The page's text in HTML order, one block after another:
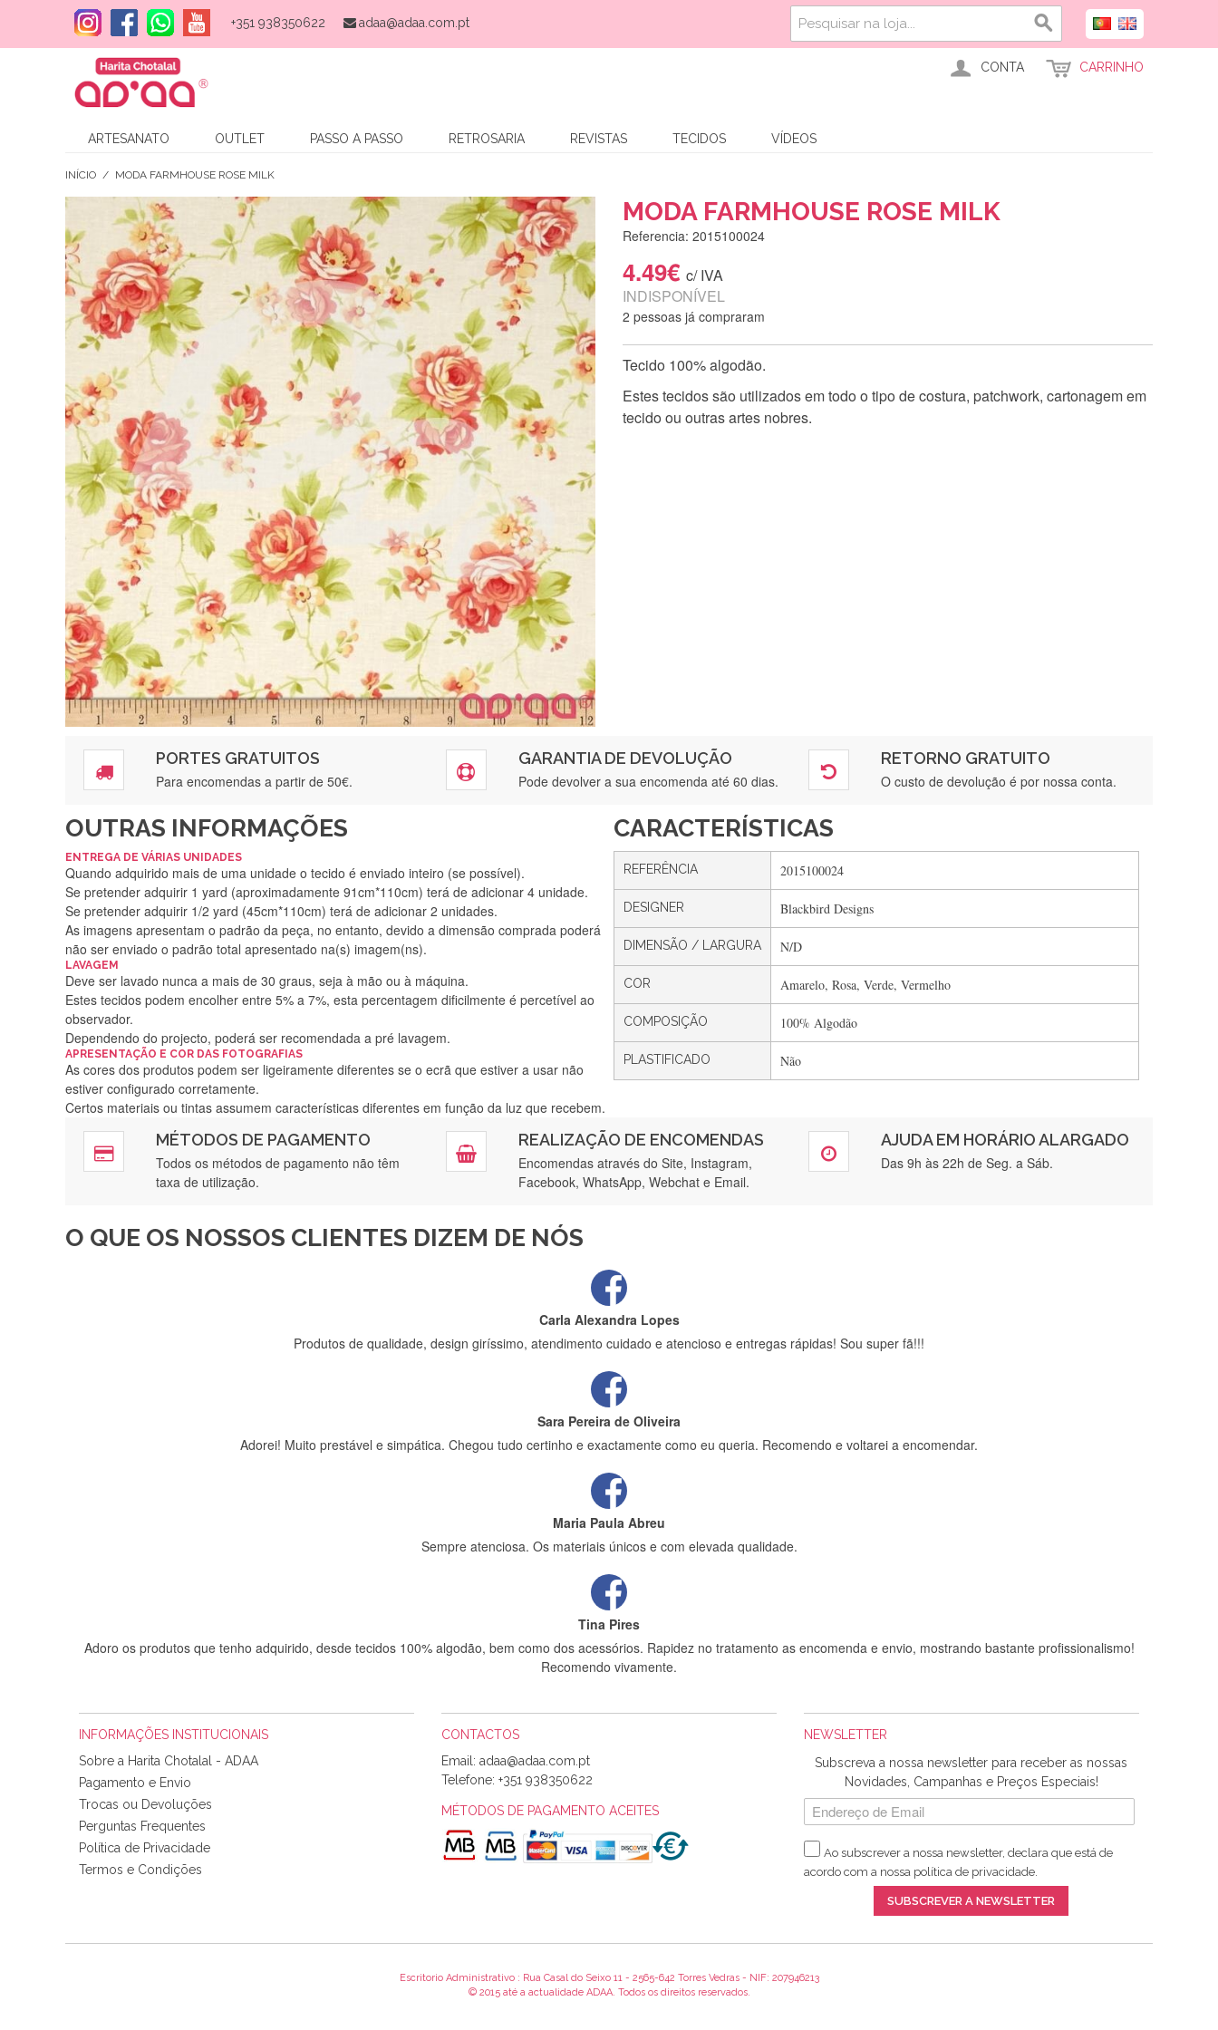
+351 938350622 adaa@adaa.com.pt
CONTA CARRINHO
ARTESANATO OUTLET PASSO A PASSO RETROSARIA REVISTAS TECIDOS VÍDEOS
INÍCIO / MODA FARMHOUSE ROSE MILK
MODA FARMHOUSE ROSE MILK
Referencia: 2015100024
4.49€ c/ IVA
INDISPONÍVEL
2 pessoas já compraram
Tecido 100% algodão.
Estes tecidos são utilizados em todo o tipo de costura, patchwork, cartonagem em
tecido ou outras artes nobres.
PORTES GRATUITOS
Para encomendas a partir de 50€.
GARANTIA DE DEVOLUÇÃO
Pode devolver a sua encomenda até 60 dias.
RETORNO GRATUITO
O custo de devolução é por nossa conta.
OUTRAS INFORMAÇÕES
ENTREGA DE VÁRIAS UNIDADES
Quando adquirido mais de uma unidade o tecido é enviado inteiro (se possível).
Se pretender adquirir 1 yard (aproximadamente 91cm*110cm) terá de adicionar 4 unidade.
Se pretender adquirir 1/2 yard (45cm*110cm) terá de adicionar 2 unidades.
As imagens apresentam o padrão da peça, no entanto, devido a dimensão comprada poderá
não ser enviado o padrão total apresentado na(s) imagem(ns).
LAVAGEM
Deve ser lavado nunca a mais de 30 graus, seja à mão ou à máquina.
Estes tecidos podem encolher entre 5% a 7%, esta percentagem dificilmente é percetível ao
observador.
Dependendo do projecto, poderá ser recomendada a pré lavagem.
APRESENTAÇÃO E COR DAS FOTOGRAFIAS
As cores dos produtos podem ser ligeiramente diferentes se o ecrã que estiver a usar não
estiver configurado corretamente.
Certos materiais ou tintas assumem características diferentes em função da luz que recebem.
CARACTERÍSTICAS
REFERÊNCIA 2015100024
DESIGNER Blackbird Designs
DIMENSÃO / LARGURA N/D
COR Amarelo, Rosa, Verde, Vermelho
COMPOSIÇÃO 100% Algodão
PLASTIFICADO Não
MÉTODOS DE PAGAMENTO
Todos os métodos de pagamento não têm
taxa de utilização.
REALIZAÇÃO DE ENCOMENDAS
Encomendas através do Site, Instagram,
Facebook, WhatsApp, Webchat e Email.
AJUDA EM HORÁRIO ALARGADO
Das 9h às 22h de Seg. a Sáb.
O QUE OS NOSSOS CLIENTES DIZEM DE NÓS
Silvia Lopes
Encomenda direitinha. Rapidez e segurança. Volto a encomendar.
Silvia André
Gostei ,Serviço bastante rápido. recomendo
Filipa Freire
Rápido, atendimento 5*. Hoje chegará a segunda encomenda feita de muitas certamente❤️
Recebi a minha encomenda, rápida entrega e vinha muito bem protegida para o transporte, muito obrigada , serviço 5 estrelas
Carla Alexandra Lopes
Produtos de qualidade, design giríssimo, atendimento cuidado e atencioso e entregas rápidas! Sou super fã!!!
Sara Pereira de Oliveira
Adorei! Muito prestável e simpática. Chegou tudo certinho e exactamente como eu queria. Recomendo e voltarei a encomendar.
Maria Paula Abreu
Sempre atenciosa. Os materiais únicos e com elevada qualidade.
Tina Pires
Adoro os produtos que tenho adquirido, desde tecidos 100% algodão, bem como dos acessórios. Rapidez no tratamento as encomenda e envio, mostrando bastante profissionalismo!
Recomendo vivamente.
Sílvia Maria Bernardino Mestre
Informo que recebi hoje a encomenda, gostei muito dos tecidos.
Rosa Medeiros
Tudo chegou em condições, pois os produtos vieram muito bem acondicionados. Estou plenamente satisfeita com os produtos adquiridos. Relativamente à bolsa, tem um tecido com um
padrão e cores muito bonitas e a execução está perfeitíssima. Futuramente penso voltar a comprar na vossa loja, têm excelentes artigos a um preço muito justo. A expedição da
Alexandra Morais
INFORMAÇÕES INSTITUCIONAIS
Sobre a Harita Chotalal - ADAA
Pagamento e Envio
Trocas ou Devoluções
Perguntas Frequentes
Política de Privacidade
Termos e Condições
CONTACTOS
Email:
Telefone: +351 938350622
MÉTODOS DE PAGAMENTO ACEITES
NEWSLETTER
Subscreva a nossa newsletter para receber as nossas
Novidades, Campanhas e Preços Especiais!
Ao subscrever a nossa newsletter, declara que está de
acordo com a nossa política de privacidade.
SUBSCREVER A NEWSLETTER
Escritorio Administrativo : Rua Casal do Seixo 11 - 2565-642 Torres Vedras - NIF: 207946213
© 2015 até a actualidade ADAA. Todos os direitos reservados.